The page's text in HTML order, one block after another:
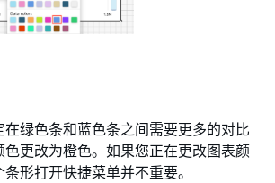
绿色条和蓝色条之间需要更多的对比
色更改为橙色。如果您正在更改图表颜
形打开快捷菜单并不重要。